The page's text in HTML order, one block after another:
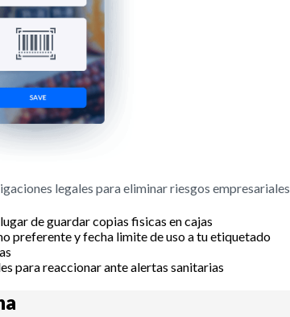
legales para eliminar riesgos empresariales
de guardar copias fisicas en cajas
preferente y fecha limite de uso a tu etiquetado
para reaccionar ante alertas sanitarias